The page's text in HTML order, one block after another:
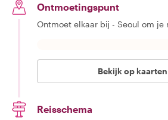
Ontmoetingspunt
Ontmoet elkaar bij - Seoul om je
Bekijk op kaarten
Reisschema